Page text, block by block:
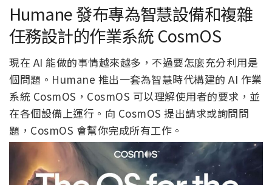
Humane 發布專為智慧設備和複雜
任務設計的作業系統 CosmOS
現在 AI 能做的事情越來越多，不過要怎麼充分利用是
個問題。Humane 推出一套為智慧時代構建的 AI 作業
系統 CosmOS，CosmOS 可以理解使用者的要求，並
在各個設備上運行。向 CosmOS 提出請求或詢問問
題，CosmOS 會幫你完成所有工作。